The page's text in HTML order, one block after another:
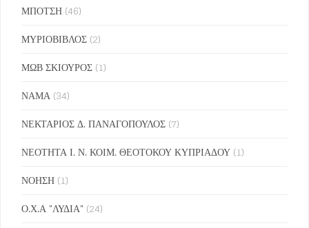
ΜΠΟΤΣΗ (46)
ΜΥΡΙΟΒΙΒΛΟΣ (2)
ΜΩΒ ΣΚΙΟΥΡΟΣ (1)
ΝΑΜΑ (34)
ΝΕΚΤΑΡΙΟΣ Δ. ΠΑΝΑΓΟΠΟΥΛΟΣ (7)
ΝΕΟΤΗΤΑ Ι. Ν. ΚΟΙΜ. ΘΕΟΤΟΚΟΥ ΚΥΠΡΙΑΔΟΥ (1)
ΝΟΗΣΗ (1)
Ο.Χ.Α "ΛΥΔΙΑ" (24)